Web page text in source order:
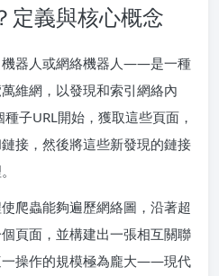
定義與核心概念
器人或網絡機器人——是一種
維網，以發現和索引網絡內
子URL開始，獲取這些頁面，
接，然後將這些新發現的鏈接
爬蟲能夠遍歷網絡圖，沿著超
頁面，並構建出一張相互關聯
一操作的規模極為龐大——現代